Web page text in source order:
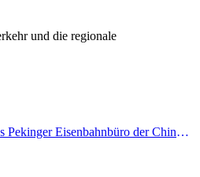
und die regionale
Next:Das Pekinger Eisenbahnbüro der China Railway hat den Transportbetrieb anlässlich des Qingming-Festivals aufgenommen und rechnet mit 7,37 Millionen Fahrgästen.